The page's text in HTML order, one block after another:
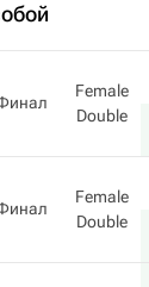
Female
Double
Female
Double